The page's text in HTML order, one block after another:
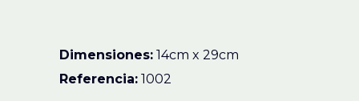
Dimensiones: 14cm x 29cm
Referencia: 1002